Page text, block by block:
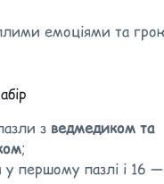
емоціями та
з ведмедиком та
;
у першому пазлі і 16